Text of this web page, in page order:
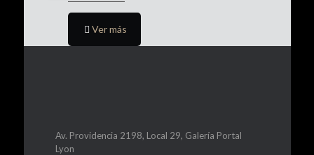
Ver más
Av. Providencia 2198, Local 29, Galería Portal
Lyon